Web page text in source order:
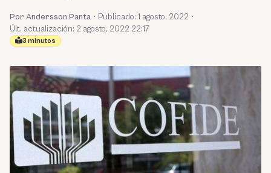
Por Andersson Panta • Publicado: 1 agosto, 2022 •
Últ. actualización: 2 agosto, 2022 22:17
3 minutos